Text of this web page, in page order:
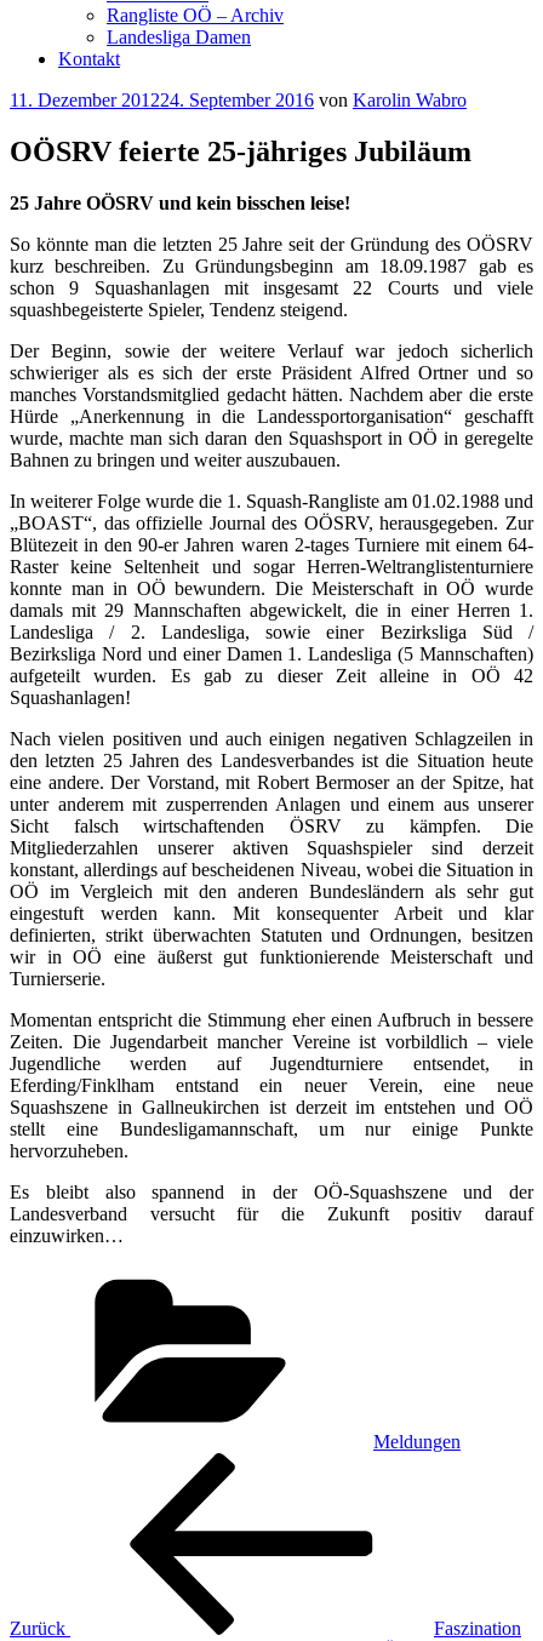
Rangliste OÖ – Archiv
Landesliga Damen
Kontakt
Veröffentlicht
11. Dezember 201224. September 2016 von Karolin Wabro
OÖSRV feierte 25-jähriges Jubiläum
25 Jahre OÖSRV und kein bisschen leise!
So könnte man die letzten 25 Jahre seit der Gründung des OÖSRV
kurz beschreiben. Zu Gründungsbeginn am 18.09.1987 gab es
schon 9 Squashanlagen mit insgesamt 22 Courts und viele
squashbegeisterte Spieler, Tendenz steigend.
Der Beginn, sowie der weitere Verlauf war jedoch sicherlich
schwieriger als es sich der erste Präsident Alfred Ortner und so
manches Vorstandsmitglied gedacht hätten. Nachdem aber die erste
Hürde „Anerkennung in die Landessportorganisation“ geschafft
wurde, machte man sich daran den Squashsport in OÖ in geregelte
Bahnen zu bringen und weiter auszubauen.
In weiterer Folge wurde die 1. Squash-Rangliste am 01.02.1988 und
„BOAST“, das offizielle Journal des OÖSRV, herausgegeben. Zur
Blütezeit in den 90-er Jahren waren 2-tages Turniere mit einem 64-
Raster keine Seltenheit und sogar Herren-Weltranglistenturniere
konnte man in OÖ bewundern. Die Meisterschaft in OÖ wurde
damals mit 29 Mannschaften abgewickelt, die in einer Herren 1.
Landesliga / 2. Landesliga, sowie einer Bezirksliga Süd /
Bezirksliga Nord und einer Damen 1. Landesliga (5 Mannschaften)
aufgeteilt wurden. Es gab zu dieser Zeit alleine in OÖ 42
Squashanlagen!
Nach vielen positiven und auch einigen negativen Schlagzeilen in
den letzten 25 Jahren des Landesverbandes ist die Situation heute
eine andere. Der Vorstand, mit Robert Bermoser an der Spitze, hat
unter anderem mit zusperrenden Anlagen und einem aus unserer
Sicht falsch wirtschaftenden ÖSRV zu kämpfen. Die
Mitgliederzahlen unserer aktiven Squashspieler sind derzeit
konstant, allerdings auf bescheidenen Niveau, wobei die Situation in
OÖ im Vergleich mit den anderen Bundesländern als sehr gut
eingestuft werden kann. Mit konsequenter Arbeit und klar
definierten, strikt überwachten Statuten und Ordnungen, besitzen
wir in OÖ eine äußerst gut funktionierende Meisterschaft und
Turnierserie.
Momentan entspricht die Stimmung eher einen Aufbruch in bessere
Zeiten. Die Jugendarbeit mancher Vereine ist vorbildlich – viele
Jugendliche werden auf Jugendturniere entsendet, in
Eferding/Finklham entstand ein neuer Verein, eine neue
Squashszene in Gallneukirchen ist derzeit im entstehen und OÖ
stellt eine Bundesligamannschaft, um nur einige Punkte
hervorzuheben.
Es bleibt also spannend in der OÖ-Squashszene und der
Landesverband versucht für die Zukunft positiv darauf
einzuwirken…
Meldungen
Beitragsnavigation
Zurück
Faszination